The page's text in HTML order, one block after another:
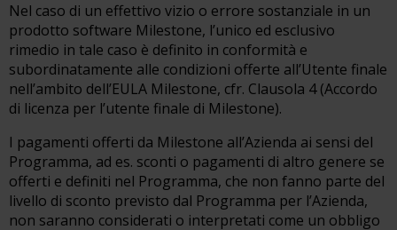
Nel caso di un effettivo vizio o errore sostanziale in un
prodotto software Milestone, l’unico ed esclusivo
rimedio in tale caso è definito in conformità e
subordinatamente alle condizioni offerte all’Utente finale
nell’ambito dell’EULA Milestone, cfr. Clausola 4 (Accordo
di licenza per l’utente finale di Milestone).
I pagamenti offerti da Milestone all’Azienda ai sensi del
Programma, ad es. sconti o pagamenti di altro genere se
offerti e definiti nel Programma, che non fanno parte del
livello di sconto previsto dal Programma per l’Azienda,
non saranno considerati o interpretati come un obbligo